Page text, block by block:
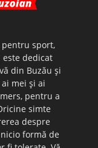
sport,
dedicat
din Buzău şi
mei şi ai
pentru a
simte
despre
formă de